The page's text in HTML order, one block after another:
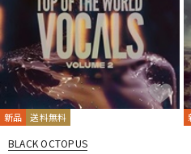
新品 送料無料
BLACK OCTOPUS